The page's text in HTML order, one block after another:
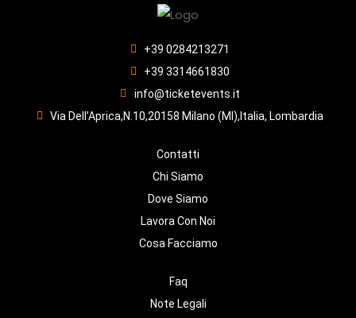
+39 0284213271
+39 3314661830
info@ticketevents.it
Via Dell’Aprica,N.10,20158 Milano (MI),Italia, Lombardia
Contatti
Chi Siamo
Dove Siamo
Lavora Con Noi
Cosa Facciamo
Faq
Note Legali